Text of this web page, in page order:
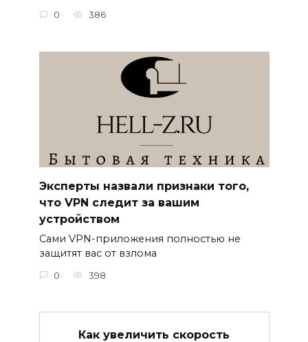
0 386
Эксперты назвали признаки того,
что VPN следит за вашим
устройством
Сами VPN-приложения полностью не
защитят вас от взлома
0 398
Как увеличить скорость